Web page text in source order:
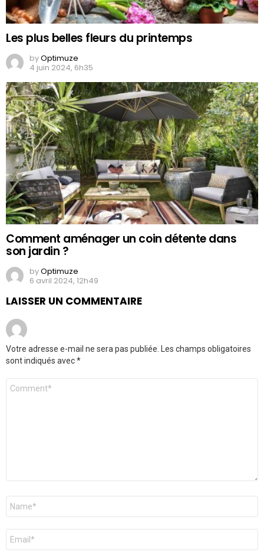
Les plus belles fleurs du printemps
byOptimuze
4 juin 2024, 6h35
Comment aménager un coin détente dans
son jardin ?
byOptimuze
6 avril 2024, 12h49
LAISSER UN COMMENTAIRE
Votre adresse e-mail ne sera pas publiée.
Les champs obligatoires
sont indiqués avec*
Commentaire
Nom
E-
mail
*